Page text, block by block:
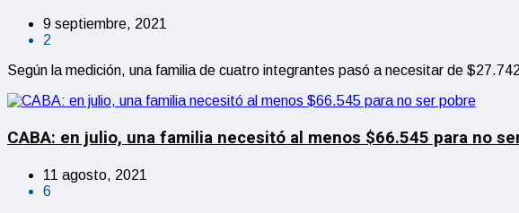
9 septiembre, 2021
2
Según la medición, una familia de cuatro integrantes pasó a necesitar de
CABA: en julio, una familia necesitó al menos $66.545 para no
11 agosto, 2021
6